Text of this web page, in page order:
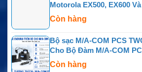
Motorola EX500, EX600
Còn hàng
Bộ sạc M/A-COM PCS
Cho Bộ Đàm M/A-COM
Còn hàng